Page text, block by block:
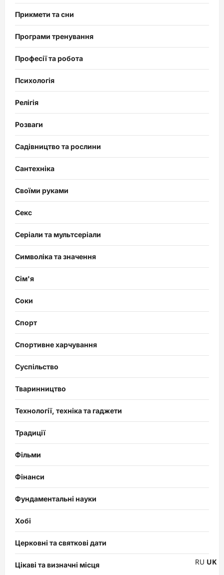
Прикмети та сни
Програми тренування
Професії та робота
Психологія
Релігія
Розваги
Садівництво та рослини
Сантехніка
Своїми руками
Секс
Серіали та мультсеріали
Символіка та значення
Сім'я
Соки
Спорт
Спортивне харчування
Суспільство
Тваринництво
Технології, техніка та гаджети
Традиції
Фільми
Фінанси
Фундаментальні науки
Хобі
Церковні та святкові дати
Цікаві та визначні місця RU UK